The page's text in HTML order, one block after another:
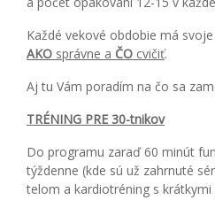
Každé vekové obdobie má
AKO správne a ČO cvičiť.
Aj tu Vám poradím na čo sa
TRÉNING PRE 30-tnikov
Do programu zaraď 60 minút
týždenne (kde sú už zahrnuté
telom a kardiotréning s krátkymi